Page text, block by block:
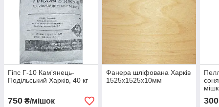
Гіпс Г-10 Кам'янець-
Подільський Харків, 40 кг
750 ₴/мішок
Фанера шліфована Харків
1525х1525х10мм
300